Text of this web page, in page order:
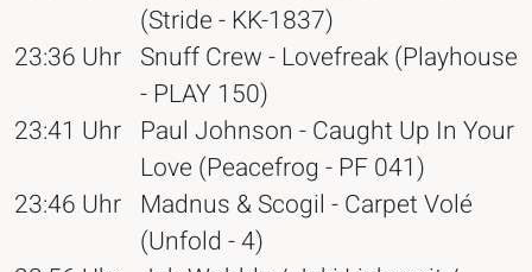
(Stride - KK-1837)
23:36 Uhr Snuff Crew - Lovefreak (Playhouse
- PLAY 150)
23:41 Uhr Paul Johnson - Caught Up In Your
Love (Peacefrog - PF 041)
23:46 Uhr Madnus & Scogil - Carpet Volé
(Unfold - 4)